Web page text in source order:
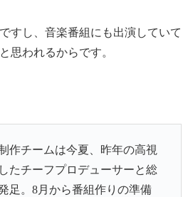
すし、音楽番組にも出演していて
思われるからです。
作チームは今夏、昨年の高視
たチーフプロデューサーと総
足。8月から番組作りの準備